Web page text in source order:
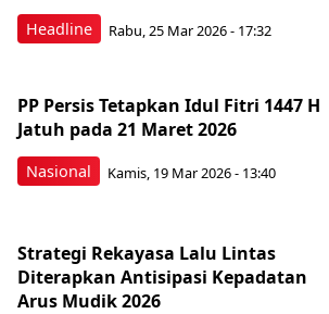
Headline Rabu, 25 Mar 2026 - 17:32
Nasional
PP Persis Tetapkan Idul Fitri 1447 H
Jatuh pada 21 Maret 2026
Kamis, 19 Mar 2026 - 13:40
Strategi Rekayasa Lalu Lintas
Diterapkan Antisipasi Kepadatan
Arus Mudik 2026